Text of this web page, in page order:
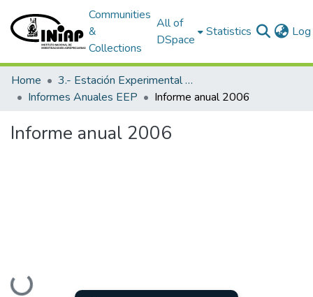
Communities
&
Collections
All of
DSpace
Statistics
Home
3.- Estación Experimental Portoviejo
Informes Anuales EEP
Informe anual 2006
Informe anual 2006
Loading...